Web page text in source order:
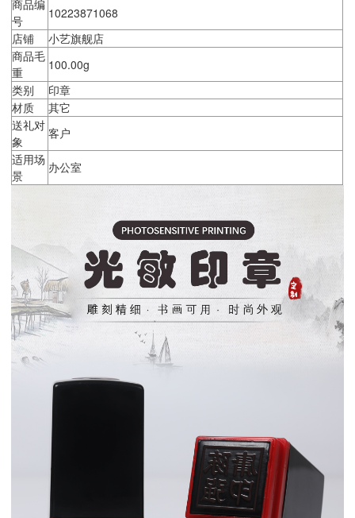
商品编
号
10223871068
店铺
小艺旗舰店
商品毛
重
100.00g
类别
印章
材质
其它
送礼对
象
客户
适用场
景
办公室